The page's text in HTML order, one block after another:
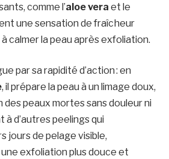
comme l’aloe vera et le
une sensation de fraîcheur
calmer la peau après exfoliation.
par sa rapidité d’action : en
, il prépare la peau à un limage doux,
des peaux mortes sans douleur ni
d’autres peelings qui
jours de pelage visible,
exfoliation plus douce et